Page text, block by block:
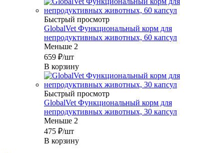
Быстрый просмотр
GlobalVet Функциональный корм для
непродуктивных животных, 60 капсул
Меньше 2
659 ₽/шт
В корзину
Быстрый просмотр
GlobalVet Функциональный корм для
непродуктивных животных, 30 капсул
Меньше 2
475 ₽/шт
В корзину